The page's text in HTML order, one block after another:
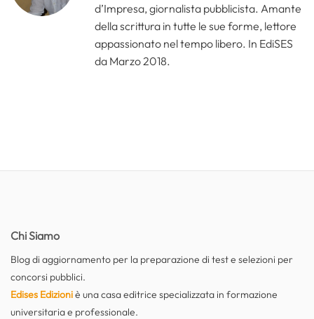
d’Impresa, giornalista pubblicista. Amante
della scrittura in tutte le sue forme, lettore
appassionato nel tempo libero. In EdiSES
da Marzo 2018.
Chi Siamo
Blog di aggiornamento per la preparazione di test e selezioni per
concorsi pubblici.
Edises Edizioniè una casa editrice specializzata in formazione
universitaria e professionale.